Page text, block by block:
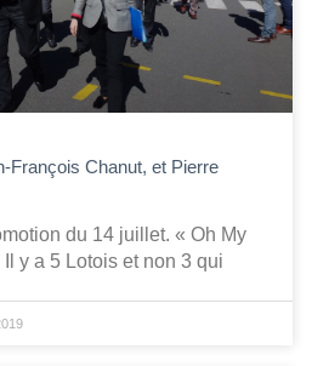
François Chanut, et Pierre
du 14 juillet. « Oh My
y a 5 Lotois et non 3 qui